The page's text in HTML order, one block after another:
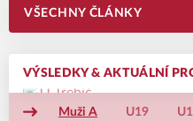
VŠECHNY ČLÁNKY
VÝSLEDKY & AKTUÁLNÍ
Muži A U19